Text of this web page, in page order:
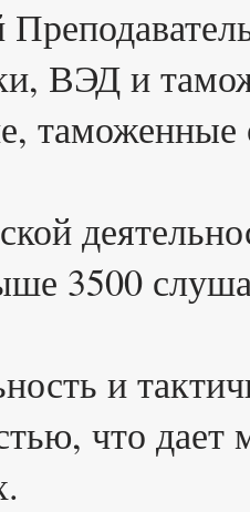
ВЭД и
таможенные
3500
и
что